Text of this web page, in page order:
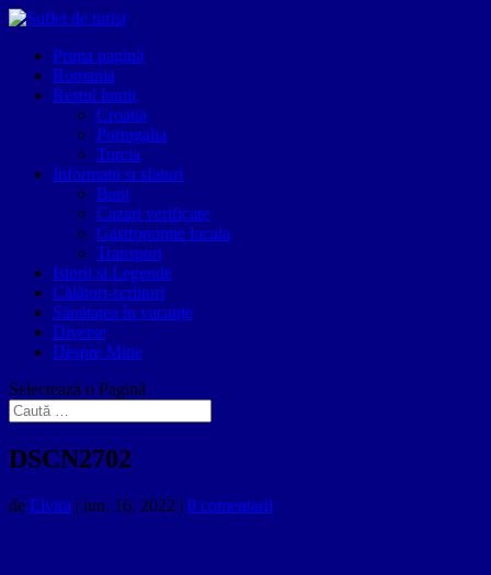
Prima pagină
Romania
Restul lumii
Croatia
Portugalia
Turcia
Informatii si sfaturi
Bani
Cazari verificate
Gastronomie locala
Transport
Istorii si Legende
Călători-scriitori
Sănătatea în vacanțe
Diverse
Despre Mine
Selectează o Pagină
DSCN2702
de Elvira | iun. 16, 2022 | 0 comentarii